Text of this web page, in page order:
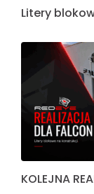
Litery
KOLEJNA